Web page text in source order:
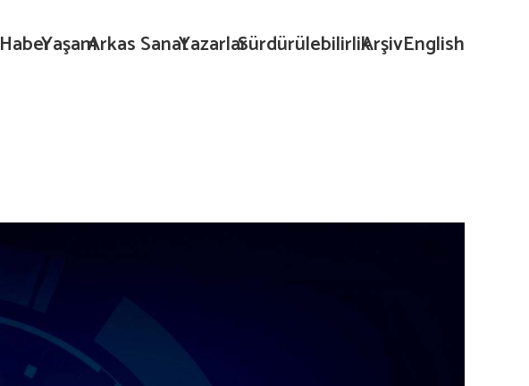
HaberYaşamArkas SanatYazarlarSürdürülebilirlikArşivEnglish